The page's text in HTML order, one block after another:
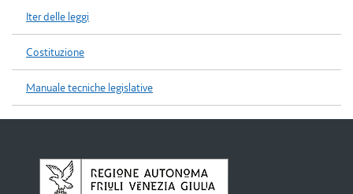
Iter delle leggi
Costituzione
Manuale tecniche legislative